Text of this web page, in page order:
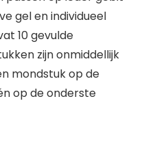
gel en individueel
10 gevulde
zijn onmiddellijk
mondstuk op de
op de onderste